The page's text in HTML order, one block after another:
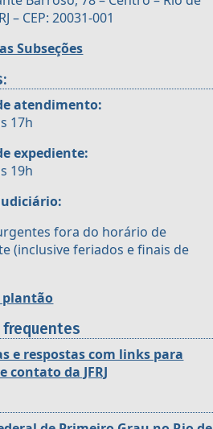
– CEP: 20031-001
Subseções
atendimento:
17h
expediente:
19h
fora do horário de
(inclusive feriados e finais de
plantão
frequentes
e respostas com links para
contato da JFRJ